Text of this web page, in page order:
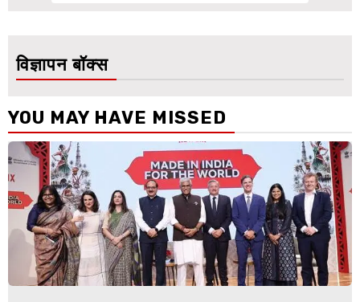
विज्ञापन बॉक्स
YOU MAY HAVE MISSED